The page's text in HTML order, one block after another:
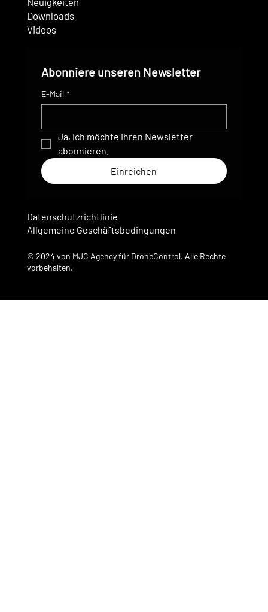
Downloads
Videos
Abonniere unseren Newsletter
E-Mail *
Ja, ich möchte Ihren Newsletter
abonnieren.
Einreichen
© 2024 von MJC Agencyfür DroneControl. Alle Rechte
vorbehalten.
Allgemeine Geschäftsbedingungen
Datenschutzrichtlinie